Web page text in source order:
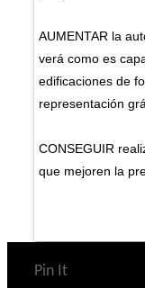
AUMENTAR la
verá como es
edificaciones de
representación
CONSEGUIR
que mejoren la
Pin It